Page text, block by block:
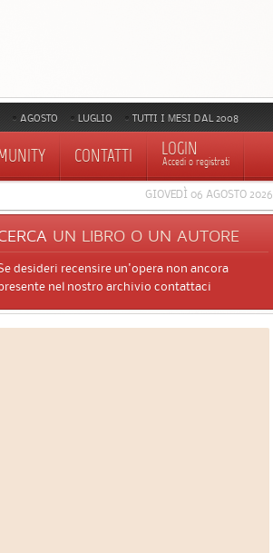
AGOSTO LUGLIO TUTTI I MESI DAL 2008
CONTATTI LOGIN
Accedi o registrati
GIOVEDÌ 06 AGOSTO 2026
UN LIBRO O UN AUTORE
desideri recensire un'opera non ancora
nel nostro archivio contattaci